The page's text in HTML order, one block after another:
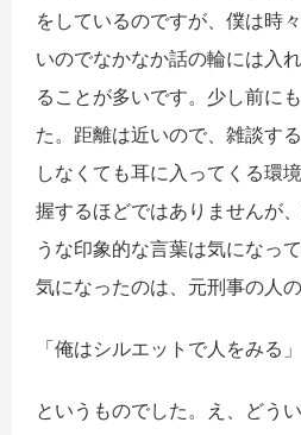
をしているのですが、僕は時
いのでなかなか話の輪には入
ることが多いです。少し前に
た。距離は近いので、雑談す
しなくても耳に入ってくる環
握するほどではありませんが
うな印象的な言葉は気になっ
気になったのは、元刑事の人の
「俺はシルエットで人をみる」
というものでした。え、どう